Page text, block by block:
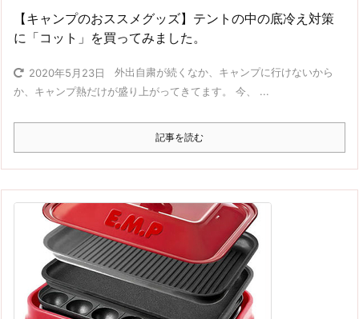
【キャンプのおススメグッズ】テントの中の底冷え対策
に「コット」を買ってみました。
2020年5月23日
外出自粛が続くなか、キャンプに行けないから
か、キャンプ熱だけが盛り上がってきてます。 今、 ...
記事を読む